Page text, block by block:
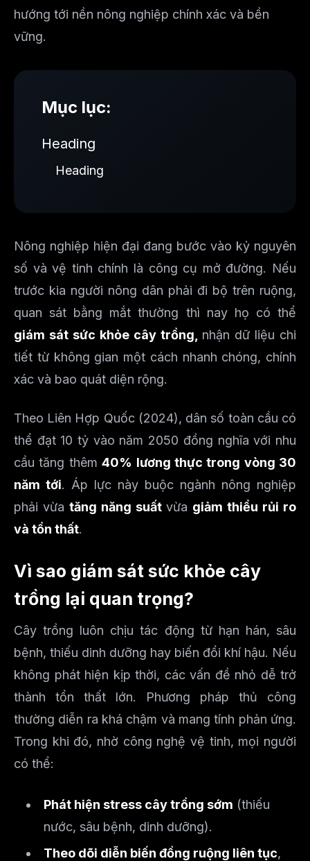
hướng tới nền nông nghiệp chính xác và bền
vững.
Mục lục:
Heading
Heading
Nông nghiệp hiện đại đang bước vào kỷ nguyên
số và vệ tinh chính là công cụ mở đường. Nếu
trước kia người nông dân phải đi bộ trên ruộng,
quan sát bằng mắt thường thì nay họ có thể
giám sát sức khỏe cây trồng, nhận dữ liệu chi
tiết từ không gian một cách nhanh chóng, chính
xác và bao quát diện rộng.
Theo Liên Hợp Quốc (2024), dân số toàn cầu có
thể đạt 10 tỷ vào năm 2050 đồng nghĩa với nhu
cầu tăng thêm40% lương thực trong vòng 30
năm tới. Áp lực này buộc ngành nông nghiệp
phải vừa tăng năng suấtvừa giảm thiểu rủi ro
và tổn thất.
Vì sao giám sát sức khỏe cây
trồng lại quan trọng?
Cây trồng luôn chịu tác động từ hạn hán, sâu
bệnh, thiếu dinh dưỡng hay biến đổi khí hậu. Nếu
không phát hiện kịp thời, các vấn đề nhỏ dễ trở
thành tổn thất lớn. Phương pháp thủ công
thường diễn ra khá chậm và mang tính phản ứng.
Trong khi đó, nhờ công nghệ vệ tinh, mọi người
có thể:
Phát hiện stress cây trồng sớm (thiếu
nước, sâu bệnh, dinh dưỡng).
Theo dõi diễn biến đồng ruộng liên tục,